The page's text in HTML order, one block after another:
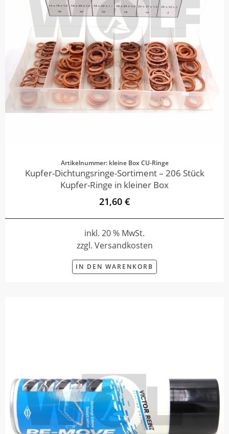
Artikelnummer: kleine Box CU-Ringe
Kupfer-Dichtungsringe-Sortiment – 206 Stück
Kupfer-Ringe in kleiner Box
21,60 €
inkl. 20 % MwSt.
zzgl. Versandkosten
IN DEN WARENKORB